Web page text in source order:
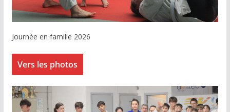
Journée en famille 2026
Vers les photos